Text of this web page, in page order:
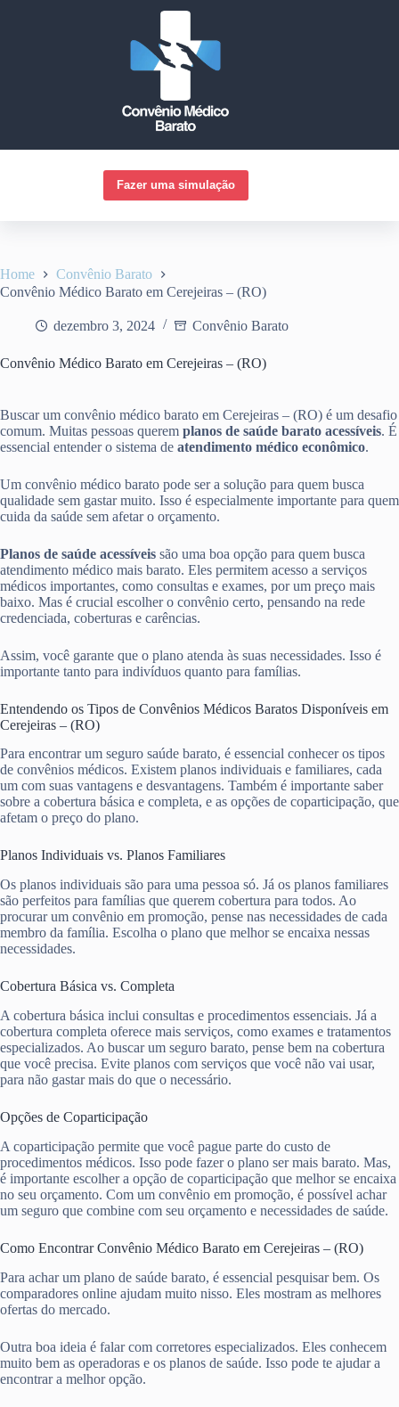
Fazer uma simulação
Home
Convênio Barato
Convênio Médico Barato em Cerejeiras – (RO)
dezembro 3, 2024 Convênio Barato
Convênio Médico Barato em Cerejeiras – (RO)
Buscar um convênio médico barato em Cerejeiras – (RO) é um desafio
comum. Muitas pessoas querem planos de saúde barato acessíveis. É
essencial entender o sistema de atendimento médico econômico.
Um convênio médico barato pode ser a solução para quem busca
qualidade sem gastar muito. Isso é especialmente importante para quem
cuida da saúde sem afetar o orçamento.
Planos de saúde acessíveis são uma boa opção para quem busca
atendimento médico mais barato. Eles permitem acesso a serviços
médicos importantes, como consultas e exames, por um preço mais
baixo. Mas é crucial escolher o convênio certo, pensando na rede
credenciada, coberturas e carências.
Assim, você garante que o plano atenda às suas necessidades. Isso é
importante tanto para indivíduos quanto para famílias.
Entendendo os Tipos de Convênios Médicos Baratos Disponíveis em
Cerejeiras – (RO)
Para encontrar um seguro saúde barato, é essencial conhecer os tipos
de convênios médicos. Existem planos individuais e familiares, cada
um com suas vantagens e desvantagens. Também é importante saber
sobre a cobertura básica e completa, e as opções de coparticipação, que
afetam o preço do plano.
Planos Individuais vs. Planos Familiares
Os planos individuais são para uma pessoa só. Já os planos familiares
são perfeitos para famílias que querem cobertura para todos. Ao
procurar um convênio em promoção, pense nas necessidades de cada
membro da família. Escolha o plano que melhor se encaixa nessas
necessidades.
Cobertura Básica vs. Completa
A cobertura básica inclui consultas e procedimentos essenciais. Já a
cobertura completa oferece mais serviços, como exames e tratamentos
especializados. Ao buscar um seguro barato, pense bem na cobertura
que você precisa. Evite planos com serviços que você não vai usar,
para não gastar mais do que o necessário.
Opções de Coparticipação
A coparticipação permite que você pague parte do custo de
procedimentos médicos. Isso pode fazer o plano ser mais barato. Mas,
é importante escolher a opção de coparticipação que melhor se encaixa
no seu orçamento. Com um convênio em promoção, é possível achar
um seguro que combine com seu orçamento e necessidades de saúde.
Como Encontrar Convênio Médico Barato em Cerejeiras – (RO)
Para achar um plano de saúde barato, é essencial pesquisar bem. Os
comparadores online ajudam muito nisso. Eles mostram as melhores
ofertas do mercado.
Outra boa ideia é falar com corretores especializados. Eles conhecem
muito bem as operadoras e os planos de saúde. Isso pode te ajudar a
encontrar a melhor opção.